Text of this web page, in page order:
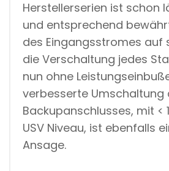
Herstellerserien ist schon
und entsprechend
des Eingangsstromes auf
die Verschaltung jedes
nun ohne
verbesserte Umschaltung
Backupanschlusses, mit <
USV Niveau, ist ebenfalls
Ansage.